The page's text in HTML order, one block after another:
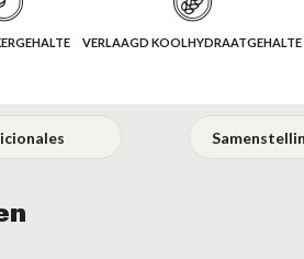
VERLAAGD KOOLHYDRAATGEHALTE